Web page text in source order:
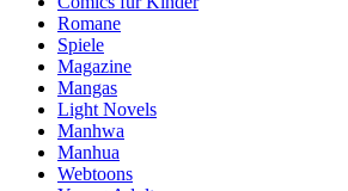
Romane
Spiele
Magazine
Mangas
Light Novels
Manhwa
Manhua
Webtoons